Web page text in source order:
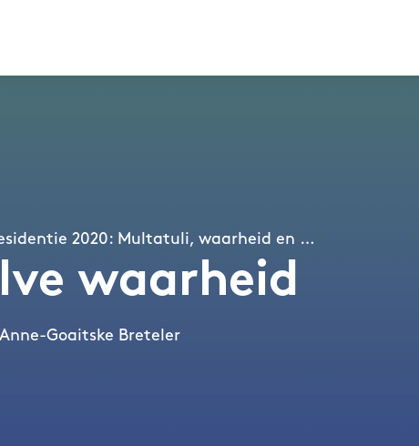
2020: Multatuli, waarheid en …
waarheid
Goaitske Breteler